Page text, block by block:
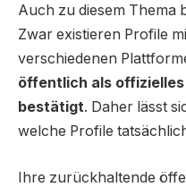
Auch zu diesem Thema
Zwar existieren Profile
verschiedenen
öffentlich als
bestätigt. Daher lässt
welche Profile
Ihre zurückhaltende